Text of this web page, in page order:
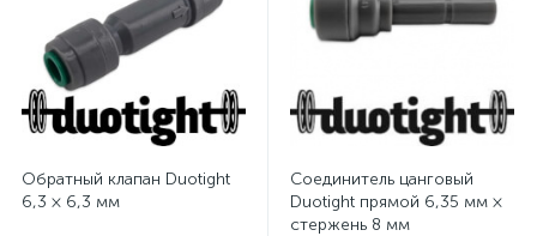
Обратный клапан Duotight
6,3 × 6,3 мм
Соединитель цанговый
Duotight прямой 6,35 мм ×
стержень 8 мм